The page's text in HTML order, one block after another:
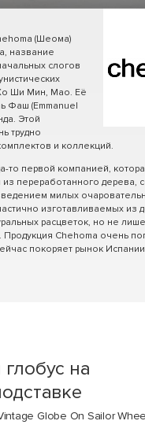
(Шеома)
название
слогов
Ши Мин, Мао. Её
Фаш (Emmanuel
Этой
трудно
и коллекций.
то первой компанией,
переработанного дерева,
милых
изготавливаемых из
расцветок, но не
Продукция Chehoma очень
покоряет рынок
на
Globe On Sailor